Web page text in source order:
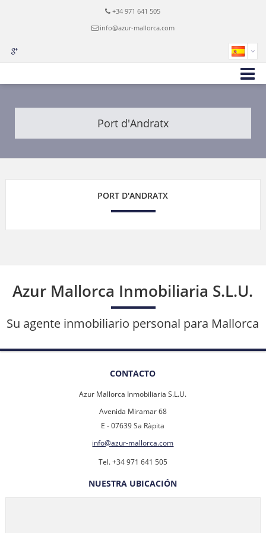
+34 971 641 505
info@azur-mallorca.com
Port d'Andratx
PORT D'ANDRATX
Azur Mallorca Inmobiliaria S.L.U.
Su agente inmobiliario personal para Mallorca
CONTACTO
Azur Mallorca Inmobiliaria S.L.U.
Avenida Miramar 68
E - 07639 Sa Ràpita
info@azur-mallorca.com
Tel. +34 971 641 505
NUESTRA UBICACIÓN